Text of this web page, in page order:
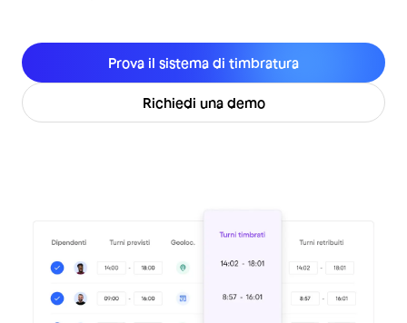
Prova il sistema di timbratura
Richiedi una demo